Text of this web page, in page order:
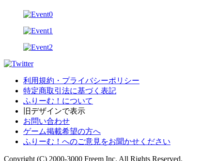
利用規約・プライバシーポリシー
特定商取引法に基づく表記
ふりーむ！について
旧デザインで表示
お問い合わせ
ゲーム掲載希望の方へ
ふりーむ！へのご意見をお聞かせください
Copyright (C) 2000-3000 Freem Inc. All Rights Reserved.